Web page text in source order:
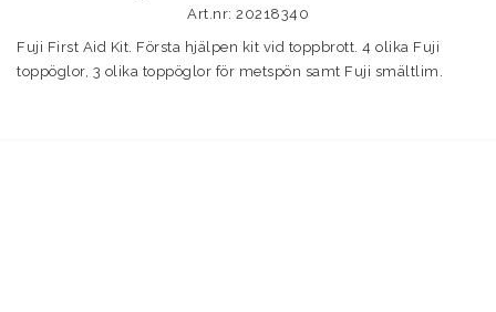
Art.nr: 20218340
Fuji First Aid Kit. Första hjälpen kit vid toppbrott. 4 olika Fuji
toppöglor, 3 olika toppöglor för metspön samt Fuji smältlim.